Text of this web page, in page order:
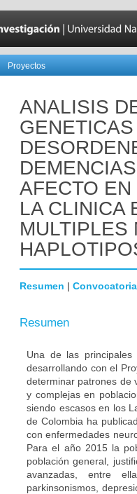
Proyectos
ANALISIS
AFECTO
LA CLINICA
MULTIPLES
Resumen | Convocatoria
Resumen
Una de las
desarrollando con el
determinar patrones de
y complejas en
siendo escasos en los
de Colombia ha
con enfermedades
Para el año 2015 la
población general,
avanzadas, entre
parkinsonismos,